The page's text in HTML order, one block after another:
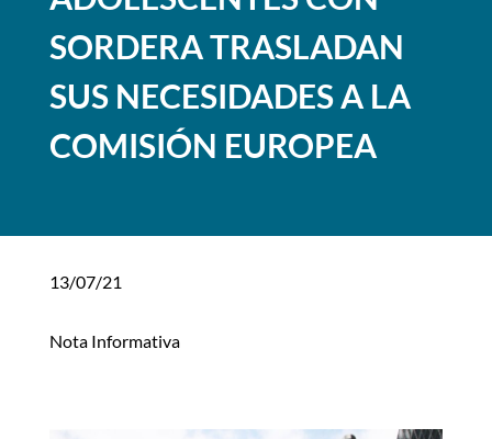
SORDERA TRASLADAN
SUS NECESIDADES A LA
COMISIÓN EUROPEA
13/07/21
Nota Informativa